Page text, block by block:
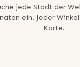
jede Stadt der
ein. Jeder
Karte.